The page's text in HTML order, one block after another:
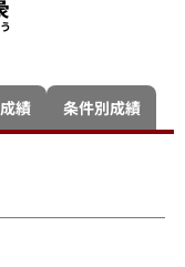
績 条件別成績